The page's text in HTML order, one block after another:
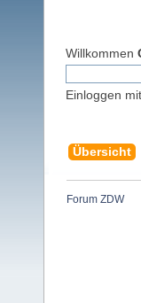
Willkommen
Einloggen
Übersicht
Forum ZDW